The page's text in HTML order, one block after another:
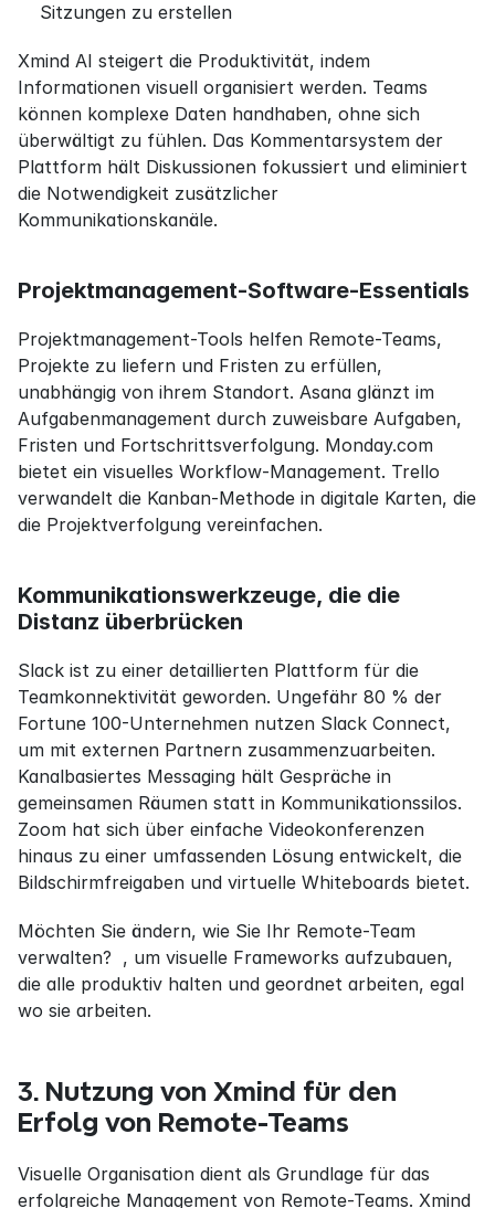
Sitzungen zu erstellen
Xmind AI steigert die Produktivität, indem
Informationen visuell organisiert werden. Teams
können komplexe Daten handhaben, ohne sich
überwältigt zu fühlen. Das Kommentarsystem der
Plattform hält Diskussionen fokussiert und eliminiert
die Notwendigkeit zusätzlicher
Kommunikationskanäle.
Projektmanagement-Software-Essentials
Projektmanagement-Tools helfen Remote-Teams,
Projekte zu liefern und Fristen zu erfüllen,
unabhängig von ihrem Standort. Asana glänzt im
Aufgabenmanagement durch zuweisbare Aufgaben,
Fristen und Fortschrittsverfolgung. Monday.com
bietet ein visuelles Workflow-Management. Trello
verwandelt die Kanban-Methode in digitale Karten, die
die Projektverfolgung vereinfachen.
Kommunikationswerkzeuge, die die
Distanz überbrücken
Slack ist zu einer detaillierten Plattform für die
Teamkonnektivität geworden. Ungefähr 80 % der
Fortune 100-Unternehmen nutzen Slack Connect,
um mit externen Partnern zusammenzuarbeiten.
Kanalbasiertes Messaging hält Gespräche in
gemeinsamen Räumen statt in Kommunikationssilos.
Zoom hat sich über einfache Videokonferenzen
hinaus zu einer umfassenden Lösung entwickelt, die
Bildschirmfreigaben und virtuelle Whiteboards bietet.
Möchten Sie ändern, wie Sie Ihr Remote-Team
verwalten?  , um visuelle Frameworks aufzubauen,
die alle produktiv halten und geordnet arbeiten, egal
wo sie arbeiten.
3. Nutzung von Xmind für den
Erfolg von Remote-Teams
Visuelle Organisation dient als Grundlage für das
erfolgreiche Management von Remote-Teams. Xmind